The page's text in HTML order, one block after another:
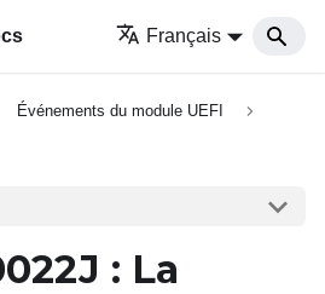
Français
Événements du module UEFI
: La